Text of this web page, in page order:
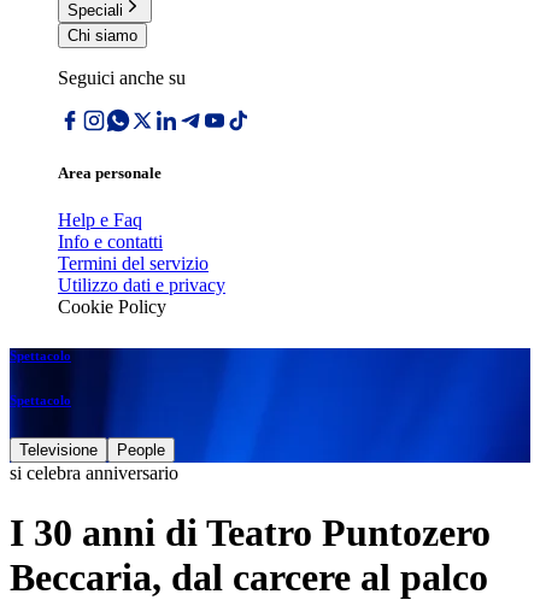
Speciali
Chi siamo
Seguici anche su
Area personale
Help e Faq
Info e contatti
Termini del servizio
Utilizzo dati e privacy
Cookie Policy
Spettacolo
Spettacolo
Televisione People
si celebra anniversario
I 30 anni di Teatro Puntozero
Beccaria, dal carcere al palco